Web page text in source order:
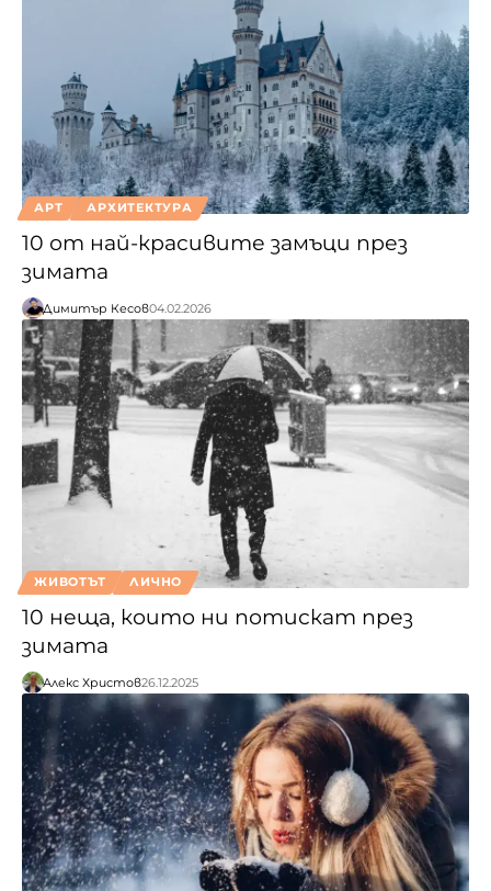
АРТ АРХИТЕКТУРА
10 от най-красивите замъци през
зимата
Димитър Кесов04.02.2026
ЖИВОТЪТ ЛИЧНО
10 неща, които ни потискат през
зимата
Алекс Христов26.12.2025